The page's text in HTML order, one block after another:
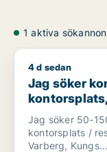
1 aktiva
Jag söker
4 d sedan
Jag söker
kontor,
för
Varberg m.fl.
Jag söker 50-
kontorsplats /
Varberg, Kungs...